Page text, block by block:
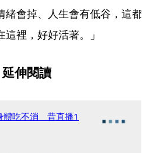
緒會掉、人生會有低谷，這都
裡，好好活著。」
延伸閱讀
體吃不消 昔直播1